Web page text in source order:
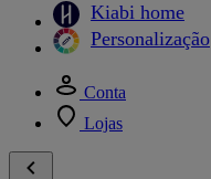
Kiabi home
Personalização
Conta
Lojas